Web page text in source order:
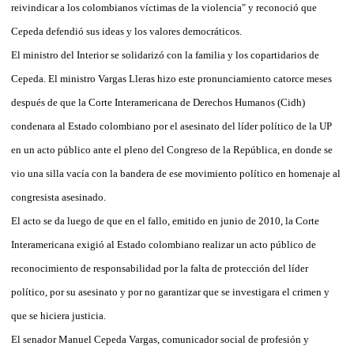
reivindicar a los colombianos víctimas de la violencia" y reconoció que
Cepeda defendió sus ideas y los valores democráticos.
El ministro del Interior se solidarizó con la familia y los copartidarios de
Cepeda. El ministro Vargas Lleras hizo este pronunciamiento catorce meses
después de que la Corte Interamericana de Derechos Humanos (Cidh)
condenara al Estado colombiano por el asesinato del líder político de la UP
en un acto público ante el pleno del Congreso de la República, en donde se
vio una silla vacía con la bandera de ese movimiento político en homenaje al
congresista asesinado.
El acto se da luego de que en el fallo, emitido en junio de 2010, la Corte
Interamericana exigió al Estado colombiano realizar un acto público de
reconocimiento de responsabilidad por la falta de protección del líder
político, por su asesinato y por no garantizar que se investigara el crimen y
que se hiciera justicia.
El senador Manuel Cepeda Vargas, comunicador social de profesión y